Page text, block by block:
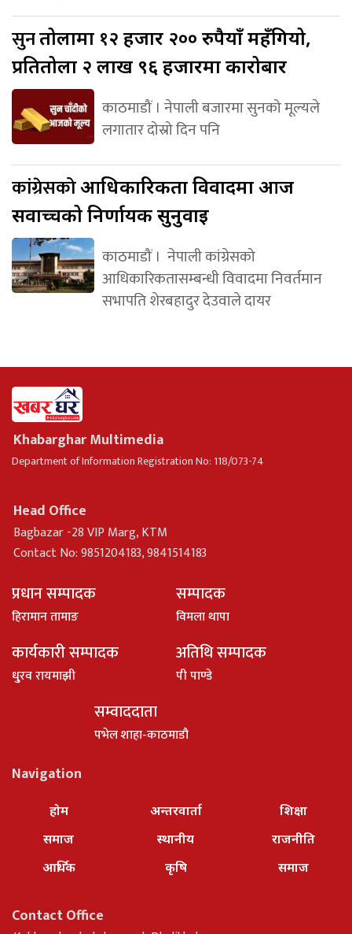
सुनतोलामा १२ हजार २०० रुपैयाँ महँगियो,
प्रतितोला २ लाख ९६ हजारमा कारोबार
काठमाडौं । नेपाली बजारमा सुनको मूल्यले
लगातार दोस्रो दिन पनि
कांग्रेसकोआधिकारिकता विवादमा आज
सर्वोच्चको निर्णायक सुनुवाइ
काठमाडौं । नेपाली कांग्रेसको
आधिकारिकतासम्बन्धी विवादमा निवर्तमान
सभापति शेरबहादुर देउवाले दायर
Khabarghar Multimedia
Department of Information Registration No: 118/073-74
Head Office
Bagbazar -28 VIP Marg, KTM
Contact No: 9851204183, 9841514183
प्रधान सम्पादक
हिरामान तामाङ
सम्पादक
विमला थापा
कार्यकारी सम्पादक
धु्रव रायमाझी
अतिथि सम्पादक
पी पाण्डे
सम्वाददाता
पभेल शाहा-काठमाडौ
Navigation
होम
समाज
आर्थिक
अन्तरवार्ता
स्थानीय
कृषि
शिक्षा
राजनीति
समाज
Contact Office